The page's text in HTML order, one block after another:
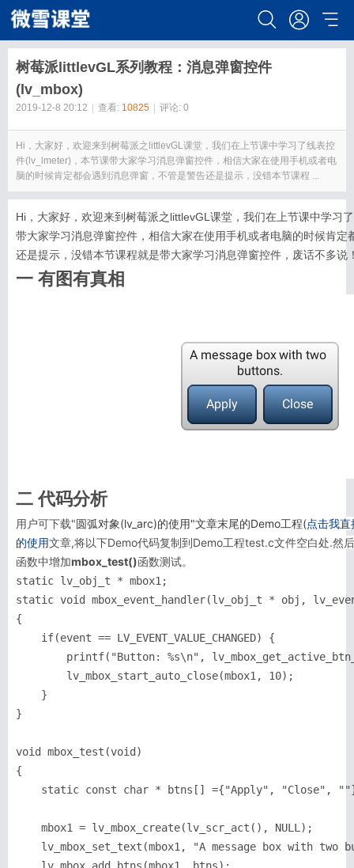
搜索
树莓派littlevGL系列教程：消息弹窗控件
(lv_mbox)
2019-12-8 20:12 查看: 10825 评论: 0
Hi，大家好，欢迎来到树莓派之littlevGL课堂，我们在上节课中学习了线表控
件(lv_lmeter)，本节课带大家学习消息弹窗控件，相信大家在使用手机或者电
脑的时候肯定都会遇到消息弹窗，不管是警告还是提示，没错本节课程 ...
Hi，大家好，欢迎来到树莓派之littlevGL课堂，我们在上节课中学习
带大家学习消息弹窗控件，相信大家在使用手机或者电脑的时候肯定
还是提示，没错本节课程就是带大家学习消息弹窗控件，废话不多说
一 有图有真相
二 代码分析
用户可下载"圆弧对象(lv_arc)的使用"文章末尾的Demo工程(点击我
的使用文章,将以下Demo代码复制到Demo工程test.c文件空白处.然
函数中增加mbox_test()函数测试。
static lv_obj_t * mbox1;
static void mbox_event_handler(lv_obj_t * obj,
{
    if(event == LV_EVENT_VALUE_CHANGED) {
printf("Button: %s\n",
        lv_mbox_start_auto_close(mbox1, 10);
    }
}
void mbox_test(void)
{
static const char * btns[] ={"Apply", "Close",
    mbox1 = lv_mbox_create(lv_scr_act(), NULL);
lv_mbox_set_text(mbox1, "A message box with two